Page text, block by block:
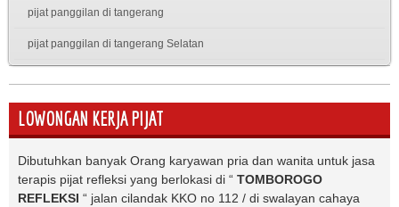
pijat panggilan di tangerang
pijat panggilan di tangerang Selatan
LOWONGAN KERJA PIJAT
Dibutuhkan banyak Orang karyawan pria dan wanita untuk jasa
terapis pijat refleksi yang berlokasi di “ TOMBOROGO
REFLEKSI “ jalan cilandak KKO no 112 / di swalayan cahaya